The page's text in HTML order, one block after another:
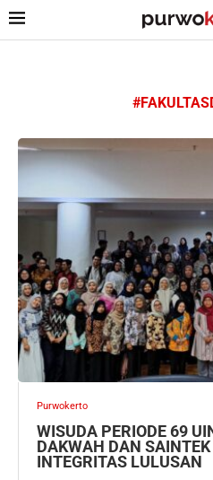
Purwokerto
WISUDA PERIODE 69
DAKWAH DAN
INTEGRITAS LULUSAN